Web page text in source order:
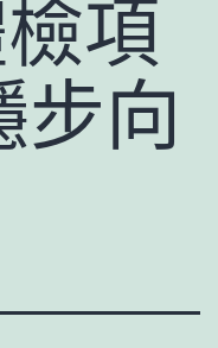
項
步向